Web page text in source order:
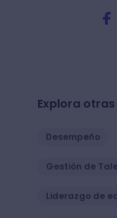
Explora
Desempeño
Gestión de
Liderazgo de